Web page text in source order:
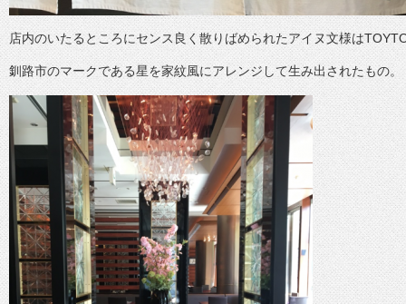
店内のいたるところにセンス良く散りばめられたアイヌ文様は
釧路市のマークである星を家紋風にアレンジして生み出されたもの。